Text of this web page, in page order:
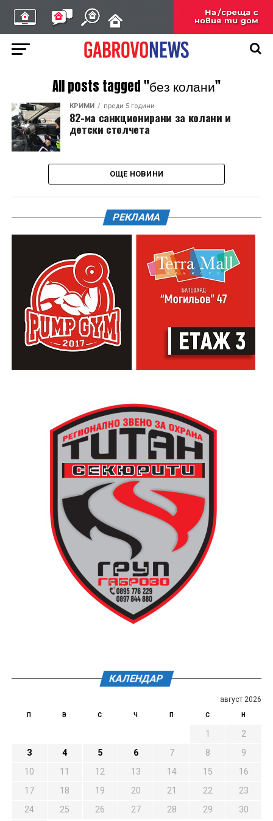
All posts tagged "без колани"
КРИМИ преди 5 години
82-ма санкционирани за колани и
детски столчета
ОЩЕ НОВИНИ
РЕКЛАМА
КАЛЕНДАР
август 2026
П В С Ч П С Н
1
2
3
4 5 6 7 8
9
10
11 12 13 14 15
16
17
18 19 20 21 22
23
24
25 26 27 28 29 30